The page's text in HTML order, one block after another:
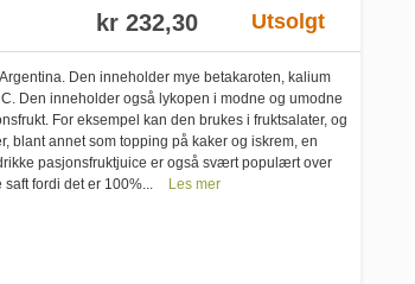
Utsolgt
kr 232,30
Den inneholder mye betakaroten, kalium
Den inneholder også lykopen i modne og umodne
For eksempel kan den brukes i fruktsalater, og
blant annet som topping på kaker og iskrem, en
pasjonsfruktjuice er også svært populært over
fordi det er 100%...
Les mer